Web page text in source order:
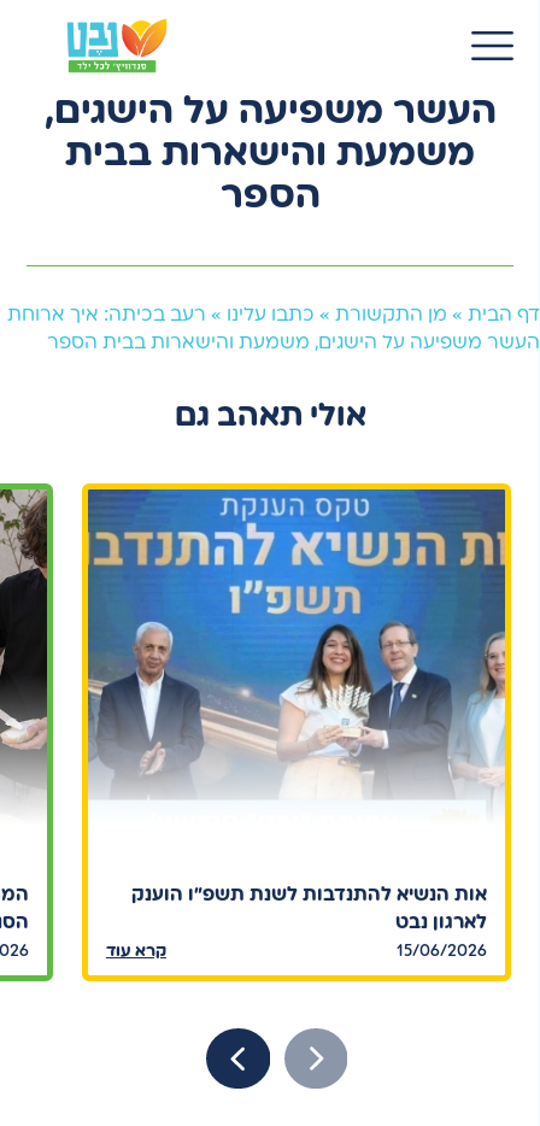
רעב בכיתה: איך ארוחת
העשר משפיעה על הישגים,
משמעת והישארות בבית
הספר
דף הבית » מן התקשורת » כתבו עלינו » רעב בכיתה: איך ארוחת
העשר משפיעה על הישגים, משמעת והישארות בבית הספר
אולי תאהב גם
אות הנשיא להתנדבות לשנת תשפ"ו הוענק
לארגון נבט
15/06/2026 קרא עוד